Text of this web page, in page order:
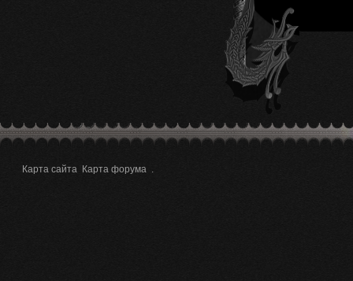
Карта сайта Карта форума